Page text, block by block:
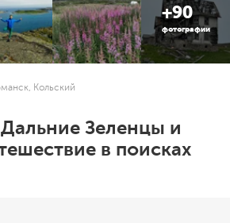
+90
фотографии
Кольский
Зеленцы и
в поисках